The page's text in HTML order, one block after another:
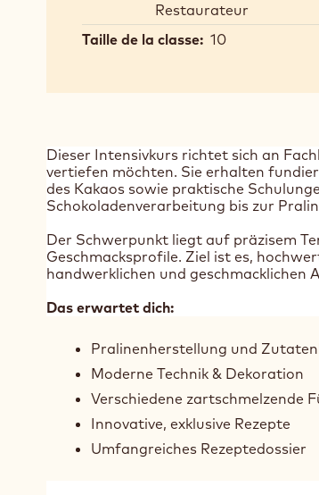
Restaurateur
Taille de la classe: 10
Dieser Intensivkurs richtet sich an
vertiefen möchten. Sie erhalten
des Kakaos sowie praktische
Schokoladenverarbeitung bis zur
Der Schwerpunkt liegt auf präzisem
Geschmacksprofile. Ziel ist es,
handwerklichen und geschmacklichen
Das erwartet dich:
Pralinenherstellung und
Moderne Technik & Dekoration
Verschiedene zartschmelzende
Innovative, exklusive Rezepte
Umfangreiches Rezeptedossier